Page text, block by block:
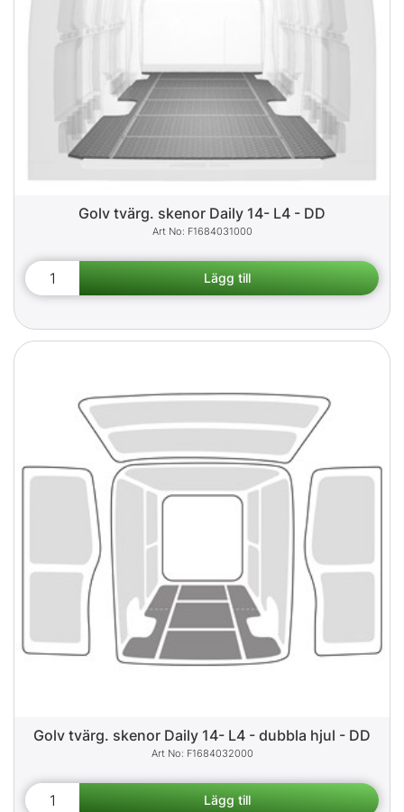
Golv tvärg. skenor Daily 14- L4 - DD
F1684031000
Golv tvärg. skenor Daily 14- L4 - dubbla hjul - DD
F1684032000